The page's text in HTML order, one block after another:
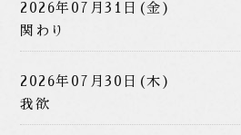
2026年07月31日(金)
関わり
2026年07月30日(木)
我欲